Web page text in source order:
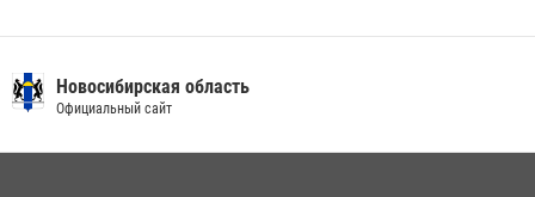
Новосибирская область
Официальный сайт